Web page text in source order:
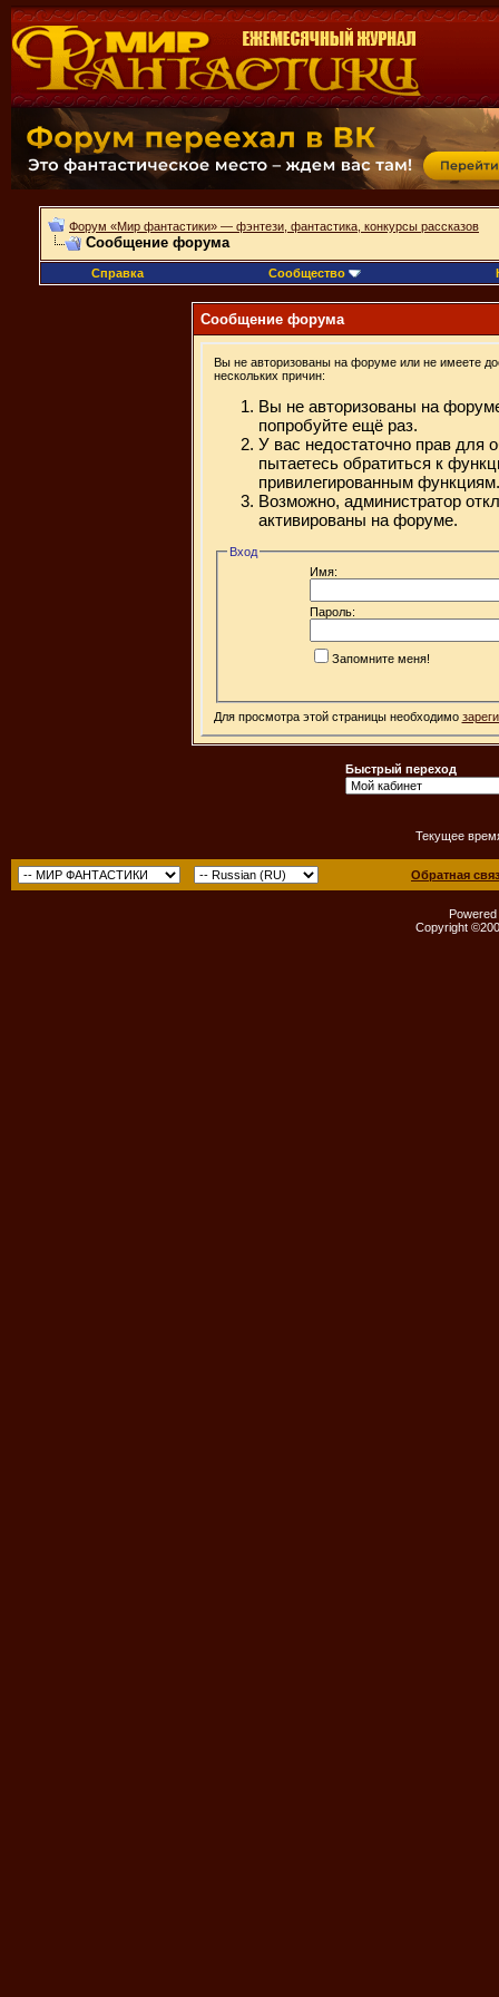
Форум «Мир фантастики» — фэнтези, фантастика, конкурсы рассказов
Сообщение форума
Справка Сообщество
Сообщение форума
Вы не авторизованы на форуме или не имеете
нескольких причин:
Вы не авторизованы на
попробуйте ещё раз.
У вас недостаточно прав для
пытаетесь обратиться к
привилегированным функциям.
Возможно, администратор
активированы на форуме.
Вход
Имя:
Пароль:
Запомните меня!
Для просмотра этой страницы необходимо
Быстрый переход
Текущее
Обратная
Copyright